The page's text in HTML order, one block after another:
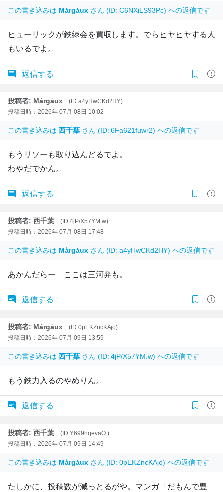
この書き込みは Mȧrgȧux さん (ID: C6NXiLS93Pc) への返信です
ヒューリックが鉄緑会を買収します。でらヒヤヒヤする人
もいるでよ。
返信する
投稿者: Mẚrgȧux
(ID:a4yHwCKd2HY)
投稿日時：2026年 07月 08日 10:02
この書き込みは 西千葉 さん (ID: 6Fa621fuwr2) への返信です
もうリソーも取り込んどるでよ。
わやだでかん。
返信する
投稿者: 西千葉
(ID:4jP/X57YM.w)
投稿日時：2026年 07月 08日 17:48
この書き込みは Mẚrgȧux さん (ID: a4yHwCKd2HY) への返信です
あかんだらー ここは三河弁も。
返信する
投稿者: Mẚrgȧux
(ID:0pEKZncKAjo)
投稿日時：2026年 07月 09日 13:59
この書き込みは 西千葉 さん (ID: 4jP/X57YM.w) への返信です
もう鉄力入るのやめりん。
返信する
投稿者: 西千葉
(ID:Y699hqevaO.)
投稿日時：2026年 07月 09日 14:49
この書き込みは Mẚrgȧux さん (ID: 0pEKZncKAjo) への返信です
たしかに、投稿数が減っとるがや。マンガ「だもんで豊